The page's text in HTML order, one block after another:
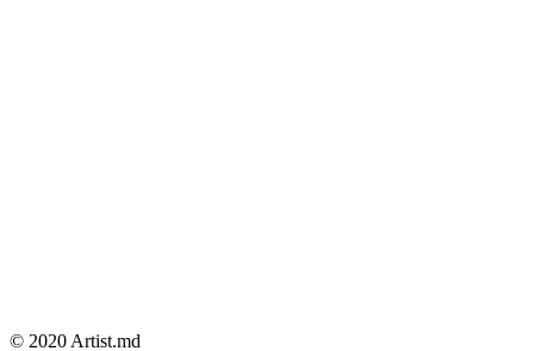
© 2020 Artist.md